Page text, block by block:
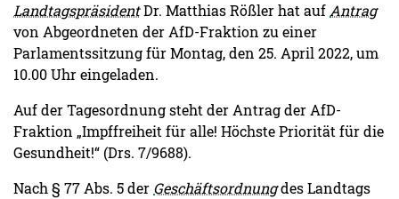
LandtagspräsidentDr. Matthias Rößler hat auf Antrag
von Abgeordneten der AfD-Fraktion zu einer
Parlamentssitzung für Montag, den 25. April 2022, um
10.00 Uhr eingeladen.
Auf der Tagesordnung steht der Antrag der AfD-
Fraktion „Impffreiheit für alle! Höchste Priorität für die
Gesundheit!“ (Drs. 7/9688).
Nach § 77 Abs. 5 der Geschäftsordnungdes Landtags